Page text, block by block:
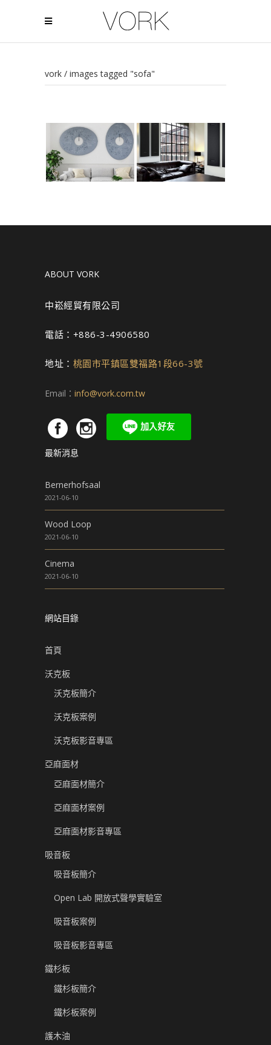
vork / images tagged "sofa"
ABOUT VORK
中崧經貿有限公司
電話：+886-3-4906580
地址： 桃園市平鎮區雙福路1段66-3號
Email： info@vork.com.tw
最新消息
Bernerhofsaal
2021-06-10
Wood Loop
2021-06-10
Cinema
2021-06-10
網站目錄
首頁
沃克板
沃克板簡介
沃克板案例
沃克板影音專區
亞麻面材
亞麻面材簡介
亞麻面材案例
亞麻面材影音專區
吸音板
吸音板簡介
Open Lab 開放式聲學實驗室
吸音板案例
吸音板影音專區
鐵杉板
鐵杉板簡介
鐵杉板案例
護木油